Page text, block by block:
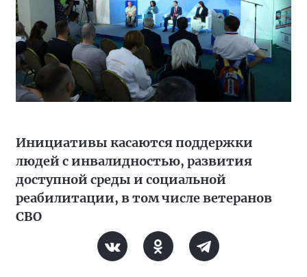
Инициативы касаются поддержки
людей с инвалидностью, развития
доступной среды и социальной
реабилитации, в том числе ветеранов
СВО